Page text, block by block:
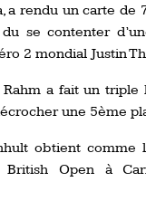
a rendu un carte de
se contenter
2 mondial Justin
Rahm a fait un
une 5ème
obtient comme
Open à